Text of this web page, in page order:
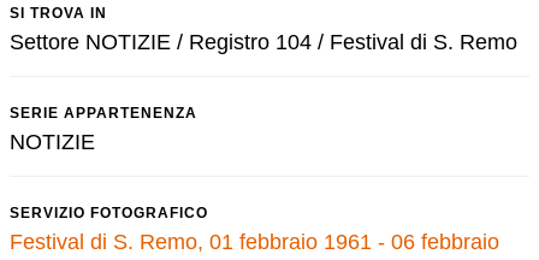
SI TROVA IN
Settore NOTIZIE / Registro 104 / Festival di S. Remo
SERIE APPARTENENZA
NOTIZIE
SERVIZIO FOTOGRAFICO
Festival di S. Remo, 01 febbraio 1961 - 06 febbraio